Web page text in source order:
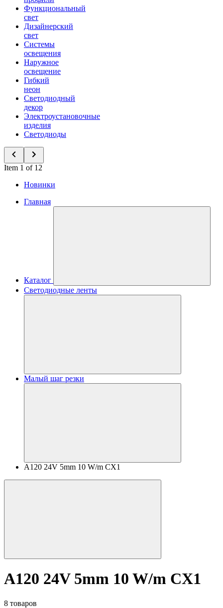
Функциональный
свет
Дизайнерский
свет
Системы
освещения
Наружное
освещение
Гибкий
неон
Светодиодный
декор
Электроустановочные
изделия
Светодиоды
Item 1 of 12
Новинки
Главная
Каталог
Светодиодные ленты
Малый шаг резки
A120 24V 5mm 10 W/m CX1
A120 24V 5mm 10 W/m CX1
8 товаров